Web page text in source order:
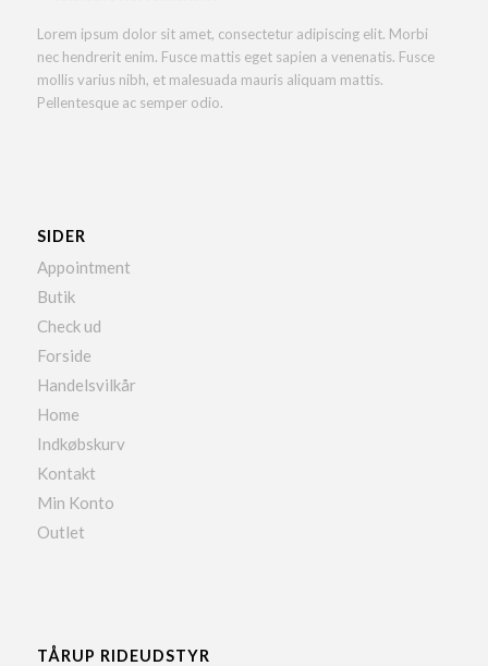
Lorem ipsum dolor sit amet, consectetur adipiscing elit. Morbi
nec hendrerit enim. Fusce mattis eget sapien a venenatis. Fusce
mollis varius nibh, et malesuada mauris aliquam mattis.
Pellentesque ac semper odio.
SIDER
Appointment
Butik
Check ud
Forside
Handelsvilkår
Home
Indkøbskurv
Kontakt
Min Konto
Outlet
TÅRUP RIDEUDSTYR